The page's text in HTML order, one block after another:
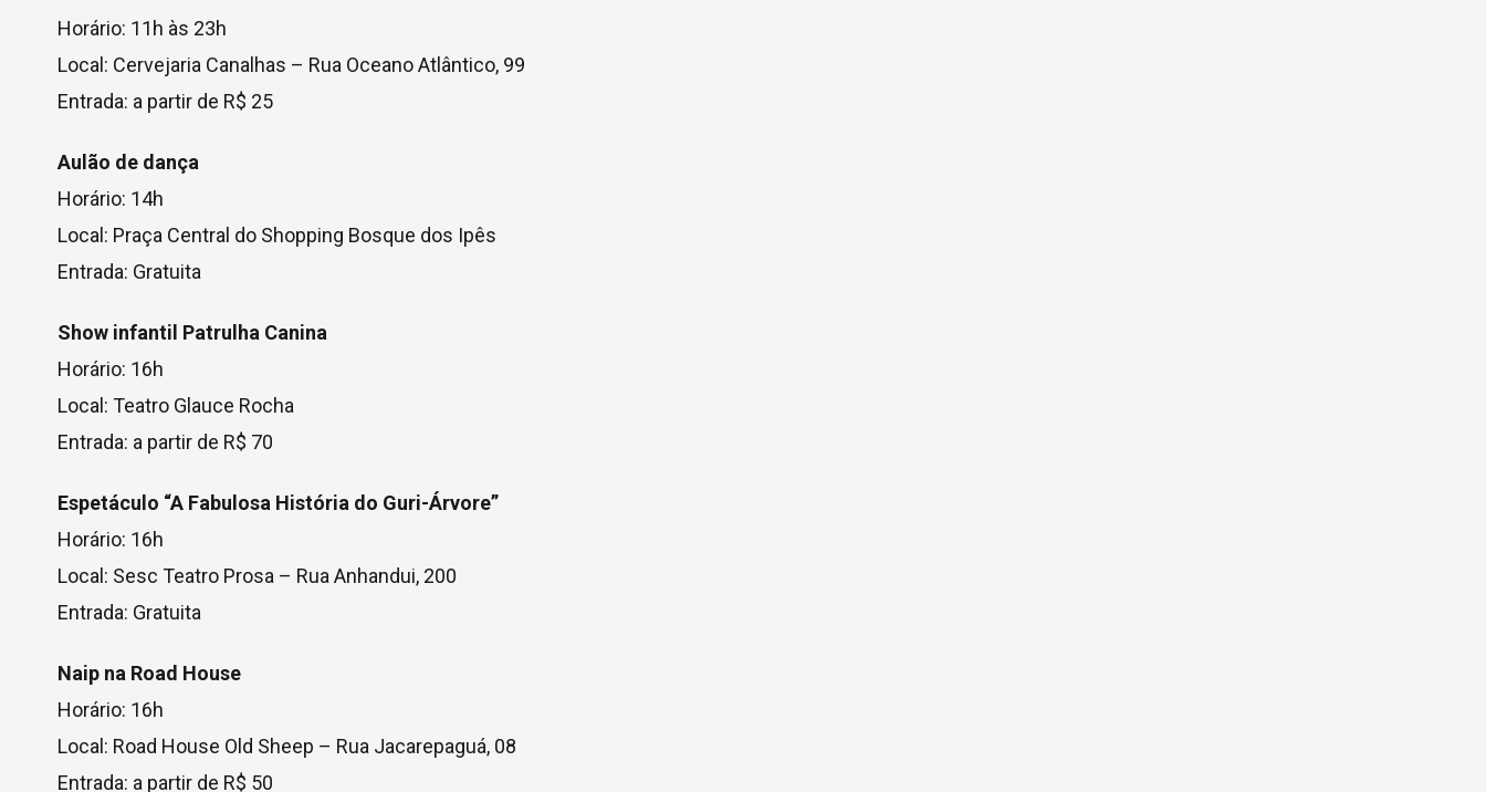
Horário: 11h às 23h
Local: Cervejaria Canalhas – Rua Oceano Atlântico, 99
Entrada: a partir de R$ 25
Aulão de dança
Horário: 14h
Local: Praça Central do Shopping Bosque dos Ipês
Entrada: Gratuita
Show infantil Patrulha Canina
Horário: 16h
Local: Teatro Glauce Rocha
Entrada: a partir de R$ 70
Espetáculo “A Fabulosa História do Guri-Árvore”
Horário: 16h
Local: Sesc Teatro Prosa – Rua Anhandui, 200
Entrada: Gratuita
Naip na Road House
Horário: 16h
Local: Road House Old Sheep – Rua Jacarepaguá, 08
Entrada: a partir de R$ 50